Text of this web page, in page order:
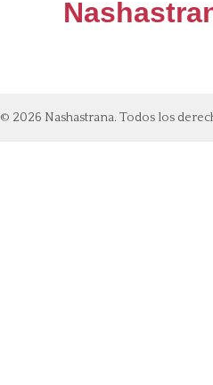
© 2026 Nashastrana. Todos los